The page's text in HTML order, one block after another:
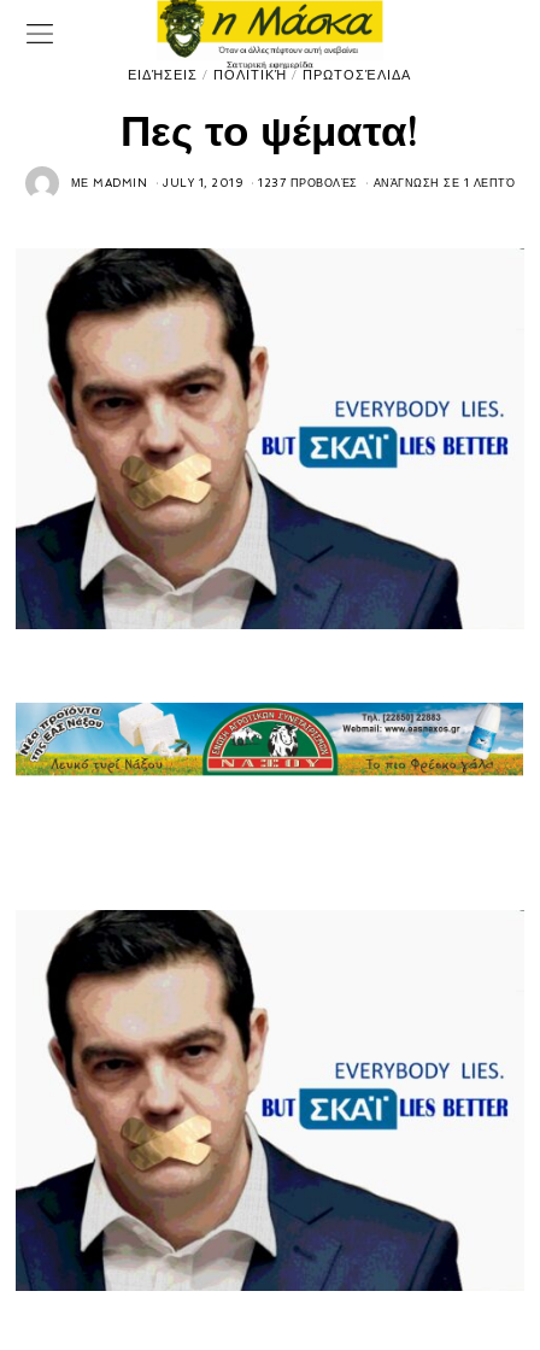
ΕΙΔΉΣΕΙΣ / ΠΟΛΙΤΙΚΉ / ΠΡΩΤΟΣΈΛΙΔΑ
Πες το ψέματα!
ΜΕMADMIN JULY 1, 2019 1237 ΠΡΟΒΟΛΈΣ ΑΝΆΓΝΩΣΗ ΣΕ 1 ΛΕΠΤΌ